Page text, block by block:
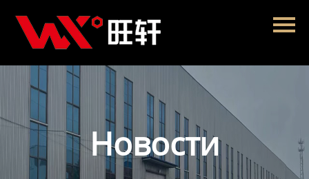
Главная
Продукция
Новости
О нас
Контакты Новости